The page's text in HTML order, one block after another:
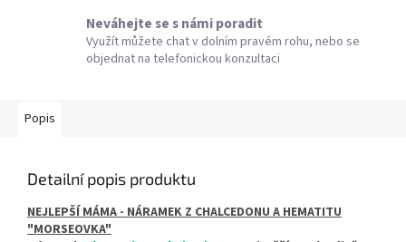
Neváhejte se s námi poradit
Využít můžete chat v dolním pravém rohu, nebo se
objednat na telefonickou konzultaci
Popis
Detailní popis produktu
NEJLEPŠÍ MÁMA - NÁRAMEK Z CHALCEDONU A HEMATITU
"MORSEOVKA"